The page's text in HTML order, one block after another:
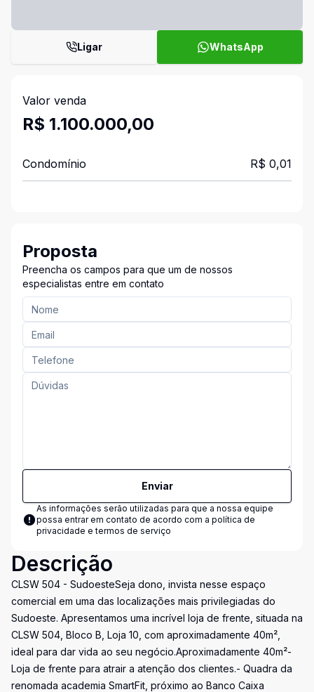
Ligar WhatsApp
Valor venda
R$ 1.100.000,00
Condomínio R$ 0,01
Proposta
Preencha os campos para que um de nossos
especialistas entre em contato
Enviar
As informações serão utilizadas para que a nossa equipe
possa entrar em contato de acordo com a política de
privacidade e termos de serviço
Descrição
CLSW 504 - SudoesteSeja dono, invista nesse espaço
comercial em uma das localizações mais privilegiadas do
Sudoeste. Apresentamos uma incrível loja de frente, situada na
CLSW 504, Bloco B, Loja 10, com aproximadamente 40m²,
ideal para dar vida ao seu negócio.Aproximadamente 40m²-
Loja de frente para atrair a atenção dos clientes.- Quadra da
renomada academia SmartFit, próximo ao Banco Caixa